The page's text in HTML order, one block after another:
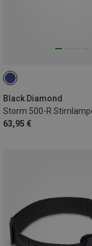
Black Diamond
Storm 500-R
63,95 €